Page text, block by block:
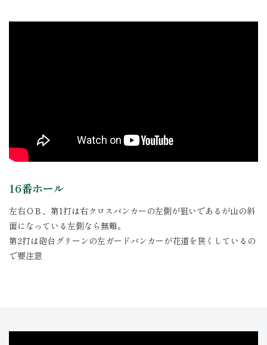
16番ホール
左右ＯＢ、第1打は右クロスバンカーの左側が狙いであるが山の斜
面になっている左側なら無難。
第2打は砲台グリーンの左ガードバンカーが花道を狭くしているの
で要注意